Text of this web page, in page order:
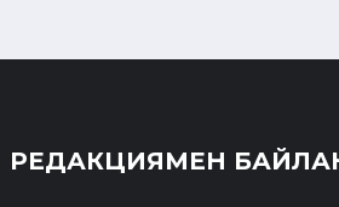
РЕДАКЦИЯМЕН